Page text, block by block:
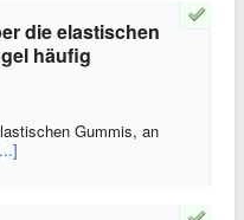
die elastischen
häufig
Gummis, an